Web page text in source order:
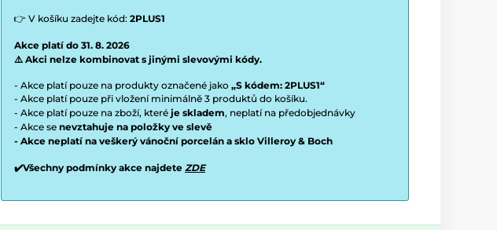
👉 V košíku zadejte kód: 2PLUS1
Akce platí do 31. 8. 2026
⚠️ Akci nelze kombinovat s jinými slevovými kódy.
- Akce platí pouze na produkty označené jako „S kódem: 2PLUS1“
- Akce platí pouze při vložení minimálně 3 produktů do košíku.
- Akce platí pouze na zboží, které je skladem, neplatí na předobjednávky
- Akce se nevztahuje na položky ve slevě
- Akce neplatí na veškerý vánoční porcelán a sklo Villeroy & Boch
✔️Všechny podmínky akce najdete ZDE